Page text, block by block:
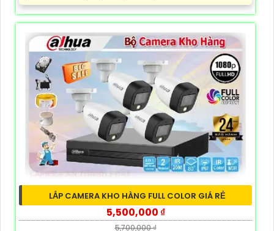
LẮP CAMERA KHO HÀNG FULL COLOR GIÁ RẺ
5,500,000 ₫
5,700,000 ₫